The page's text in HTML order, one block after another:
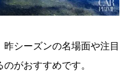
シーズンの名場面や注目
がおすすめです。